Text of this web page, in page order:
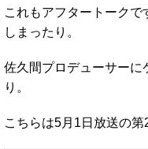
これもアフタートーク
しまったり。
佐久間プロデューサーに
り。
こちらは5月1日放送の第